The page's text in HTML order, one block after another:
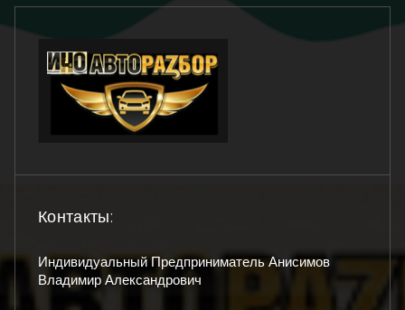
Контакты:
Индивидуальный Предприниматель Анисимов
Владимир Александрович